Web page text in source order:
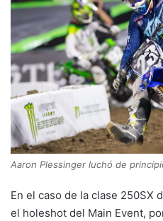
Aaron Plessinger luchó de
En el caso de la clase 250SX
el holeshot del Main Event,